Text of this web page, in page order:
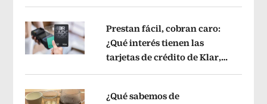
Opens in new window
Prestan fácil, cobran caro:
¿Qué interés tienen las
tarjetas de crédito de Klar,
¿Qué sabemos de